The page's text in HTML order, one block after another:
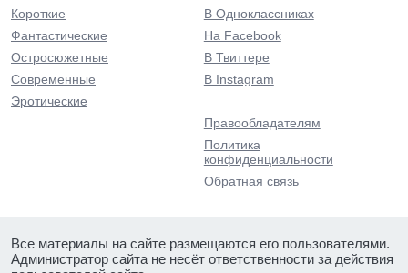
Короткие
Фантастические
Остросюжетные
Современные
Эротические
В Одноклассниках
На Facebook
В Твиттере
В Instagram
Правообладателям
Политика
конфиденциальности
Обратная связь
Все материалы на сайте размещаются его пользователями.
Администратор сайта не несёт ответственности за действия